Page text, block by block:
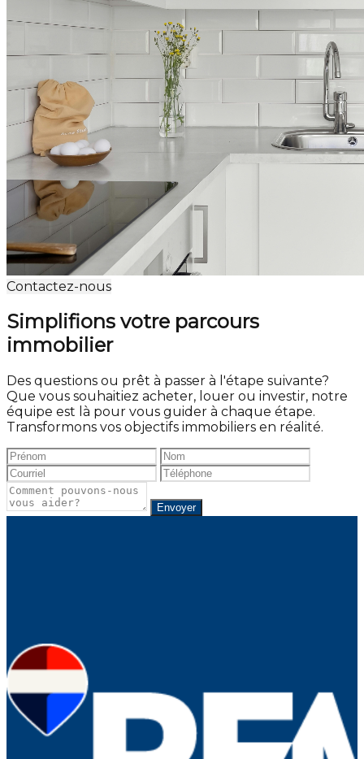
Contactez-nous
Simplifions votre parcours
immobilier
Des questions ou prêt à passer à l'étape suivante?
Que vous souhaitiez acheter, louer ou investir, notre
équipe est là pour vous guider à chaque étape.
Transformons vos objectifs immobiliers en réalité.
Envoyer